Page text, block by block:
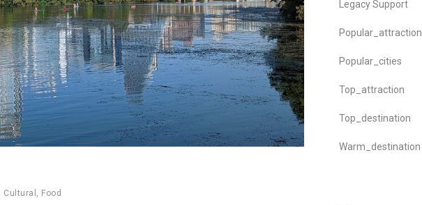
Cultural , Food
Legacy Support
Popular_attraction
Popular_cities
Top_attraction
Top_destination
Warm_destination